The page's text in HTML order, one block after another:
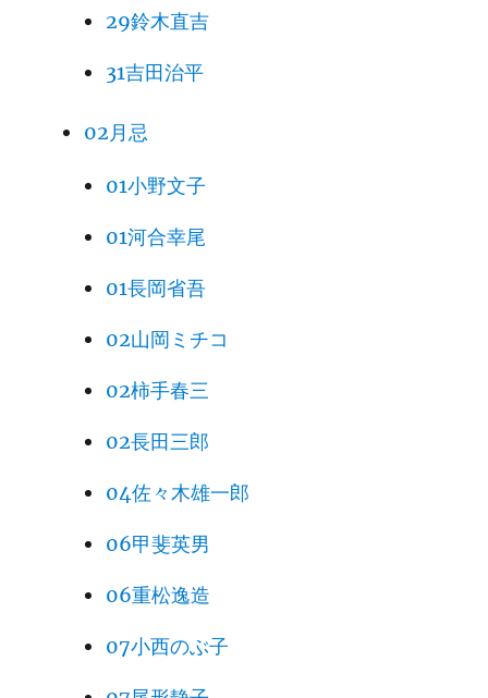
29鈴木直吉
31吉田治平
02月忌
01小野文子
01河合幸尾
01長岡省吾
02山岡ミチコ
02柿手春三
02長田三郎
04佐々木雄一郎
06甲斐英男
06重松逸造
07小西のぶ子